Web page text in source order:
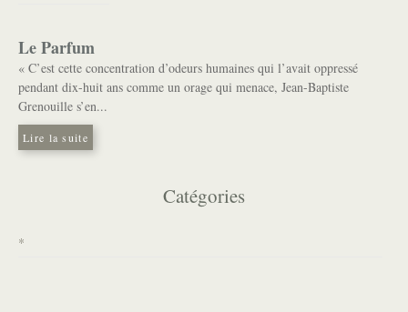
Le Parfum
« C’est cette concentration d’odeurs humaines qui l’avait oppressé
pendant dix-huit ans comme un orage qui menace, Jean-Baptiste
Grenouille s’en...
Lire la suite
Catégories
*